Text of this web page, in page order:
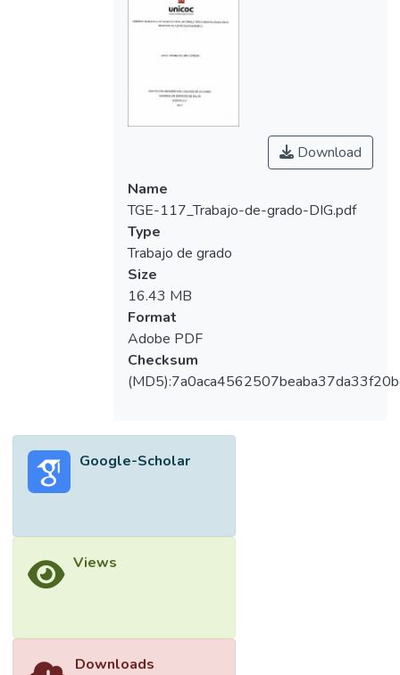
Download
Name
TGE-117_Trabajo-de-grado-DIG.pdf
Type
Trabajo de grado
Size
16.43 MB
Format
Adobe PDF
Checksum
Google-Scholar
Views
Downloads